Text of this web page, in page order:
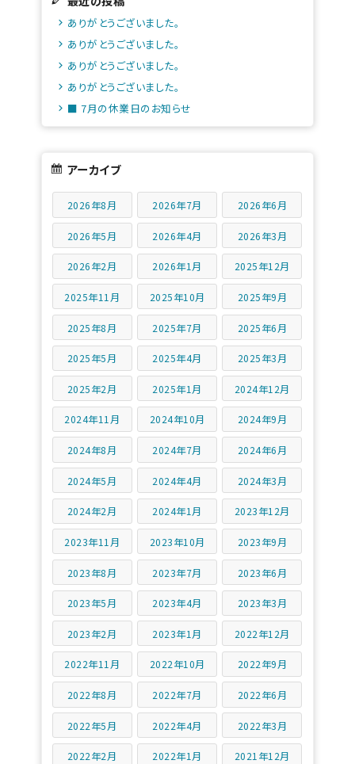
ありがとうございました。
ありがとうございました。
ありがとうございました。
ありがとうございました。
■ 7月の休業日のお知らせ
アーカイブ
2026年8月 2026年7月 2026年6月
2026年5月 2026年4月 2026年3月
2026年2月 2026年1月 2025年12月
2025年11月 2025年10月 2025年9月
2025年8月 2025年7月 2025年6月
2025年5月 2025年4月 2025年3月
2025年2月 2025年1月 2024年12月
2024年11月 2024年10月 2024年9月
2024年8月 2024年7月 2024年6月
2024年5月 2024年4月 2024年3月
2024年2月 2024年1月 2023年12月
2023年11月 2023年10月 2023年9月
2023年8月 2023年7月 2023年6月
2023年5月 2023年4月 2023年3月
2023年2月 2023年1月 2022年12月
2022年11月 2022年10月 2022年9月
2022年8月 2022年7月 2022年6月
2022年5月 2022年4月 2022年3月
2022年2月 2022年1月 2021年12月